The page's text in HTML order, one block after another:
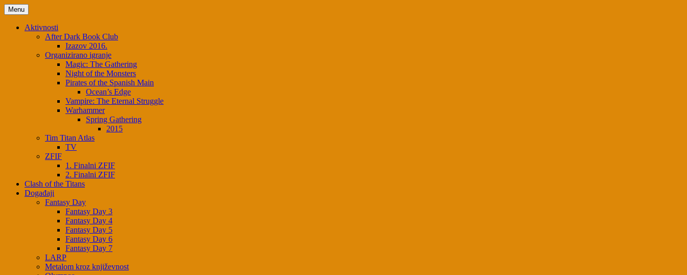
Skip
to
content
Menu
Aktivnosti
After Dark Book Club
Izazov 2016.
Organizirano igranje
Magic: The Gathering
Night of the Monsters
Pirates of the Spanish Main
Ocean’s Edge
Vampire: The Eternal Struggle
Warhammer
Spring Gathering
2015
Tim Titan Atlas
TV
ZFIF
1. Finalni ZFIF
2. Finalni ZFIF
Clash of the Titans
Događaji
Fantasy Day
Fantasy Day 3
Fantasy Day 4
Fantasy Day 5
Fantasy Day 6
Fantasy Day 7
LARP
Metalom kroz književnost